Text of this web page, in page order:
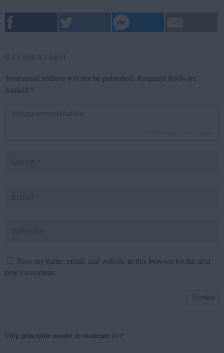
Your email address will not be published. Required fields are
marked *
Save my name, email, and website in this browser for the next
time I comment.
Citiți principiile noastre de moderare aici !